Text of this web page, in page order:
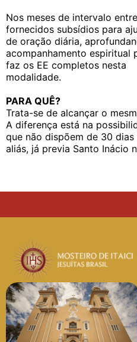
Nos meses de intervalo
fornecidos subsídios para
de oração diária,
acompanhamento espiritual
faz os EE completos nesta
modalidade.
PARA QUÊ?
Trata-se de alcançar o
A diferença está na
que não dispõem de 30
aliás, já previa Santo Inácio